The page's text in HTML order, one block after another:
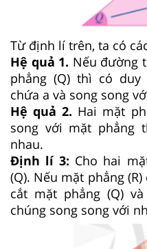
Từ định lí trên, ta có
Hệ quả 1. Nếu đường
phẳng (Q) thì có
chứa a và song song
Hệ quả 2. Hai mặt
song với mặt phẳng
nhau.
Định lí 3: Cho hai
(Q). Nếu mặt phẳng
cắt mặt phẳng (Q)
chúng song song với